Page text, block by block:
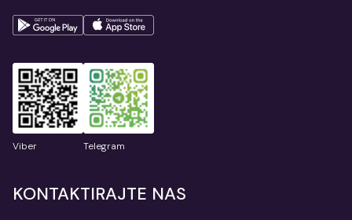
Viber Telegram
KONTAKTIRAJTE NAS